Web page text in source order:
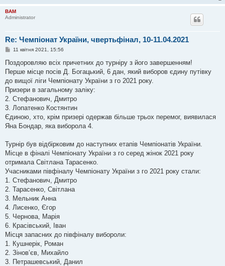
BAM
Administrator
Re: Чемпіонат України, чвертьфінал, 10-11.04.2021
П
в
д
о
л
е
н
я
11 квітня 2021, 15:56
Поздоровляю всіх причетних до турніру з його завершенням!
Перше місце посів Д. Богацький, 6 дан, який виборов єдину путівку
до вищої ліги Чемпіонату України з го 2021 року.
Призери в загальному заліку:
2. Стефанович, Дмитро
3. Лопатенко Костянтин
Єдиною, хто, крім призері одержав більше трьох перемог, виявилася
Яна Бондар, яка виборола 4.
Турнір був відбірковим до наступних етапів Чемпіонатів України.
Місце в фіналі Чемпіонату України з го серед жінок 2021 року
отримала Світлана Тарасенко.
Учасниками півфіналу Чемпіонату України з го 2021 року стали:
1. Стефанович, Дмитро
2. Тарасенко, Світлана
3. Мельник Анна
4. Лисенко, Єгор
5. Чернова, Марія
6. Красівський, Іван
Місця запасних до півфіналу вибороли:
1. Кушнерік, Роман
2. Зінов’єв, Михайло
3. Петрашевський, Данил